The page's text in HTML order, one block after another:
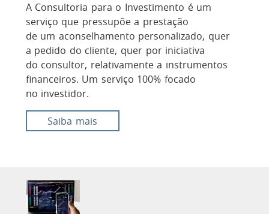
A Consultoria para o Investimento é um
serviço que pressupõe a prestação
de um aconselhamento personalizado, quer
a pedido do cliente, quer por iniciativa
do consultor, relativamente a instrumentos
financeiros. Um serviço 100% focado
no investidor.
Saiba mais